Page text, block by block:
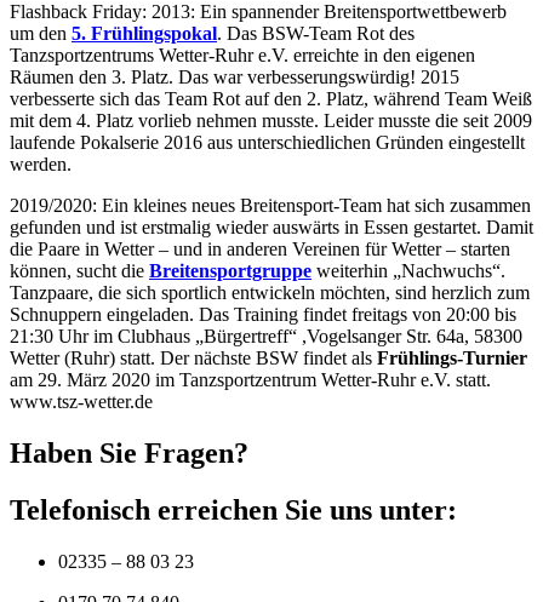
Flashback Friday: 2013: Ein spannender Breitensportwettbewerb
um den 5. Frühlingspokal. Das BSW-Team Rot des
Tanzsportzentrums Wetter-Ruhr e.V. erreichte in den eigenen
Räumen den 3. Platz. Das war verbesserungswürdig! 2015
verbesserte sich das Team Rot auf den 2. Platz, während Team Weiß
mit dem 4. Platz vorlieb nehmen musste. Leider musste die seit 2009
laufende Pokalserie 2016 aus unterschiedlichen Gründen eingestellt
werden.
2019/2020: Ein kleines neues Breitensport-Team hat sich zusammen
gefunden und ist erstmalig wieder auswärts in Essen gestartet. Damit
die Paare in Wetter – und in anderen Vereinen für Wetter – starten
können, sucht die Breitensportgruppe weiterhin „Nachwuchs“.
Tanzpaare, die sich sportlich entwickeln möchten, sind herzlich zum
Schnuppern eingeladen. Das Training findet freitags von 20:00 bis
21:30 Uhr im Clubhaus „Bürgertreff“ ,Vogelsanger Str. 64a, 58300
Wetter (Ruhr) statt. Der nächste BSW findet als Frühlings-Turnier
am 29. März 2020 im Tanzsportzentrum Wetter-Ruhr e.V. statt.
www.tsz-wetter.de
Haben Sie Fragen?
Telefonisch erreichen Sie uns unter:
02335 – 88 03 23